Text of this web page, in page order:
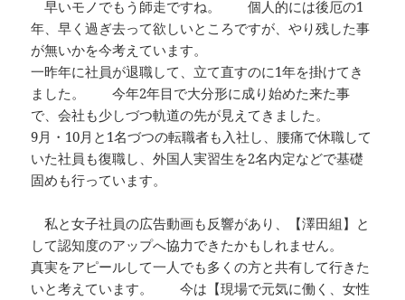
早いモノでもう師走ですね。 個人的には後厄の1
年、早く過ぎ去って欲しいところですが、やり残した事
が無いかを今考えています。
一昨年に社員が退職して、立て直すのに1年を掛けてき
ました。 今年2年目で大分形に成り始めた来た事
で、会社も少しづつ軌道の先が見えてきました。
9月・10月と1名づつの転職者も入社し、腰痛で休職して
いた社員も復職し、外国人実習生を2名内定などで基礎
固めも行っています。
私と女子社員の広告動画も反響があり、【澤田組】と
して認知度のアップへ協力できたかもしれません。
真実をアピールして一人でも多くの方と共有して行きた
いと考えています。 今は【現場で元気に働く、女性